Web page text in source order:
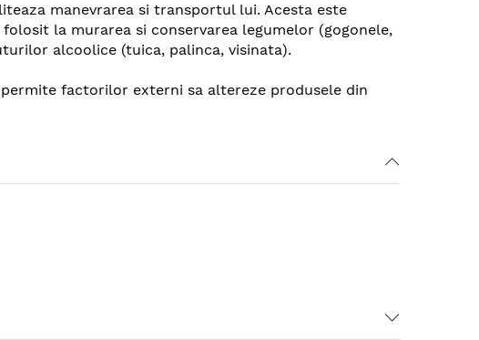
manevrarea si transportul lui. Acesta este
la murarea si conservarea legumelor (gogonele,
alcoolice (tuica, palinca, visinata).
factorilor externi sa altereze produsele din